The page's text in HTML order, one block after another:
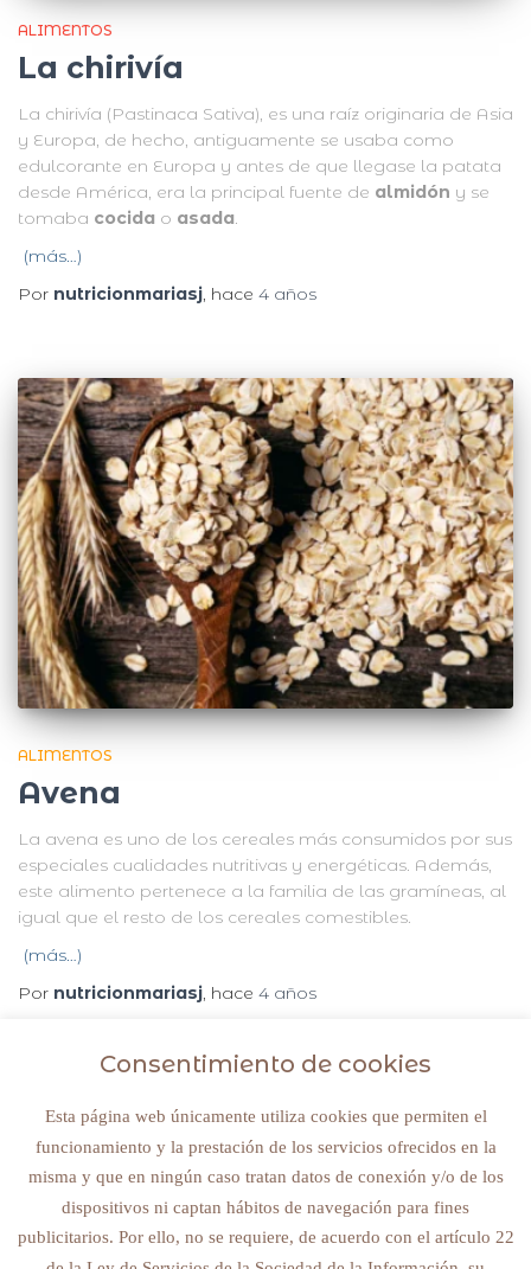
ALIMENTOS
La chirivía
La chirivía (Pastinaca Sativa), es una raíz originaria de Asia
y Europa, de hecho, antiguamente se usaba como
edulcorante en Europa y antes de que llegase la patata
desde América, era la principal fuente de almidón y se
tomaba cocida o asada.
(más…)
Por nutricionmariasj, hace 4 años
ALIMENTOS
Avena
La avena es uno de los cereales más consumidos por sus
especiales cualidades nutritivas y energéticas. Además,
este alimento pertenece a la familia de las gramíneas, al
igual que el resto de los cereales comestibles.
(más…)
Por nutricionmariasj, hace 4 años
© 2022 NUTRICIONMARIASJ. ALL RIGHTS RESERVED
Avisos legales y política de privacidad
Consentimiento de cookies
Esta página web únicamente utiliza cookies que permiten el
funcionamiento y la prestación de los servicios ofrecidos en la
misma y que en ningún caso tratan datos de conexión y/o de los
dispositivos ni captan hábitos de navegación para fines
publicitarios. Por ello, no se requiere, de acuerdo con el artículo 22